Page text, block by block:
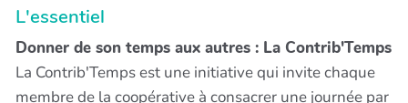
L'essentiel
Donner de son temps aux autres : La Contrib'Temps
La Contrib'Temps est une initiative qui invite chaque
membre de la coopérative à consacrer une journée par